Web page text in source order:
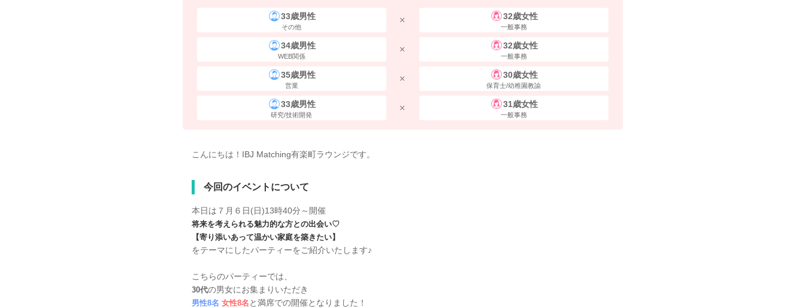
33歳男性
その他
32歳女性
一般事務
34歳男性
WEB関係
32歳女性
一般事務
35歳男性
営業
30歳女性
保育士/幼稚園教諭
33歳男性
研究/技術開発
31歳女性
一般事務
こんにちは！IBJ Matching有楽町ラウンジです。
今回のイベントについて
本日は７月６日(日)13時40分～開催
将来を考えられる魅力的な方との出会い♡
【寄り添いあって温かい家庭を築きたい】
をテーマにしたパーティーをご紹介いたします♪
こちらのパーティーでは、
30代の男女にお集まりいただき
男性8名 女性8名 と満席での開催となりました！